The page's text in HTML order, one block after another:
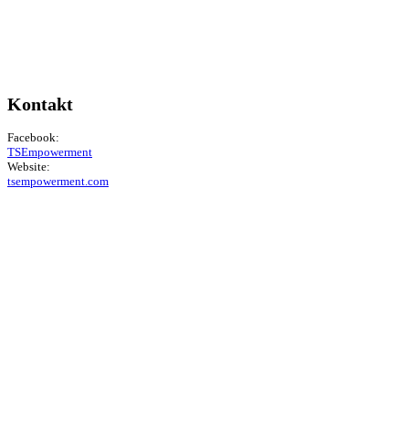
Kontakt
Facebook:
TSEmpowerment
Website:
tsempowerment.com